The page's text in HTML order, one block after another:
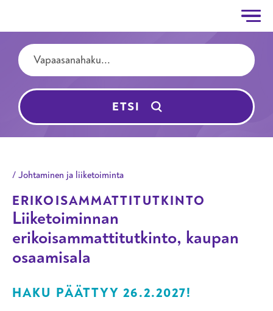
Hyppää pääsisältöön
Johtaminen ja liiketoiminta
Hakutermit
ETSI
Liiketoiminnan
erikoisammattitutkinto, kaupan
osaamisala
ERIKOISAMMATTITUTKINTO
HAKU PÄÄTTYY 26.2.2027!